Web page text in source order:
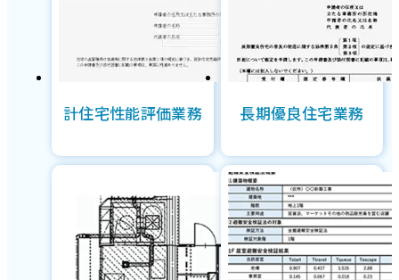
計住宅性能評価業務 長期優良住宅業務